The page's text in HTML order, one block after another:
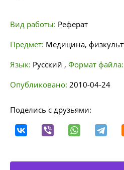
Вид работы: Реферат
Предмет: Медицина,
Язык: Русский , Формат файла:
Опубликовано: 2010-04-24
Поделись с друзьями: